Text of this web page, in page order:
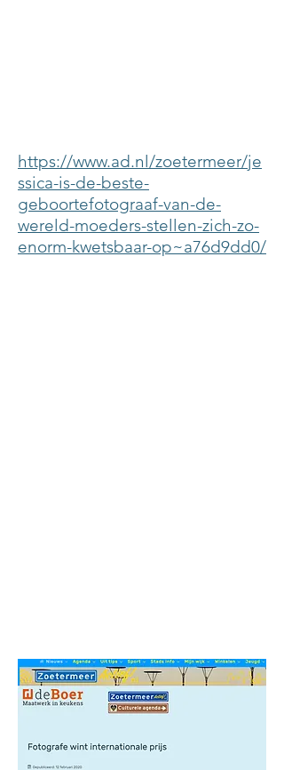
https://www.ad.nl/zoetermeer/je
ssica-is-de-beste-
geboortefotograaf-van-de-
wereld-moeders-stellen-zich-zo-
enorm-kwetsbaar-op~a76d9dd0/